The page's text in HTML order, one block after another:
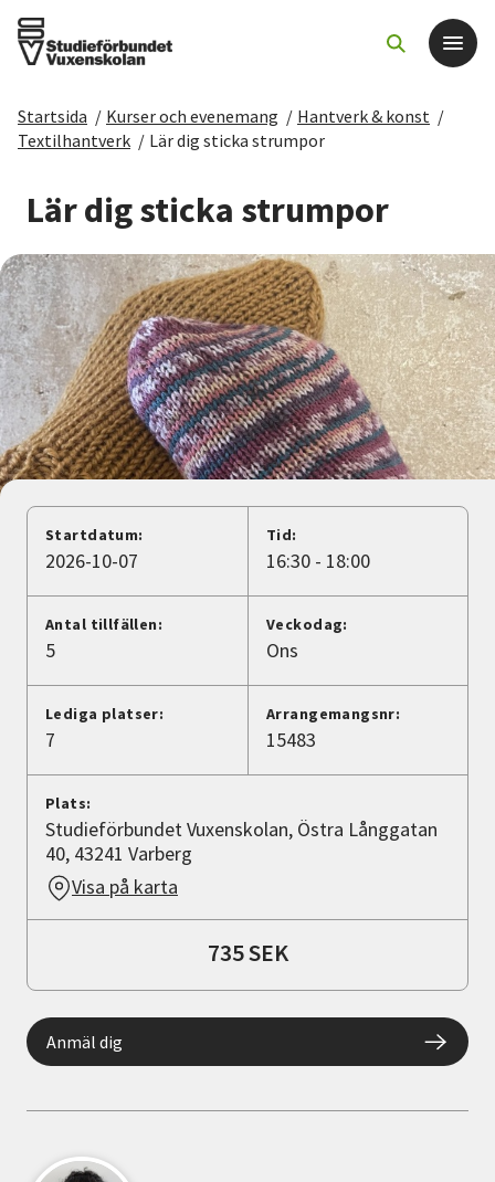
Det här gör vi
För dig som
Sök kurser och evenemang
Om SV
Starta studiecirkel
Cirkelledare
Nyheter
Avdelningar
Lyssna
Startsida / Kurser och evenemang / Hantverk & konst /
Textilhantverk / Lär dig sticka strumpor
Lär dig sticka strumpor
Startdatum:
2026-10-07
Tid:
16:30 - 18:00
Antal tillfällen:
5
Veckodag:
Ons
Lediga platser:
7
Arrangemangsnr:
15483
Plats:
Studieförbundet Vuxenskolan, Östra Långgatan
40, 43241 Varberg
Visa på karta
735 SEK
Anmäl dig